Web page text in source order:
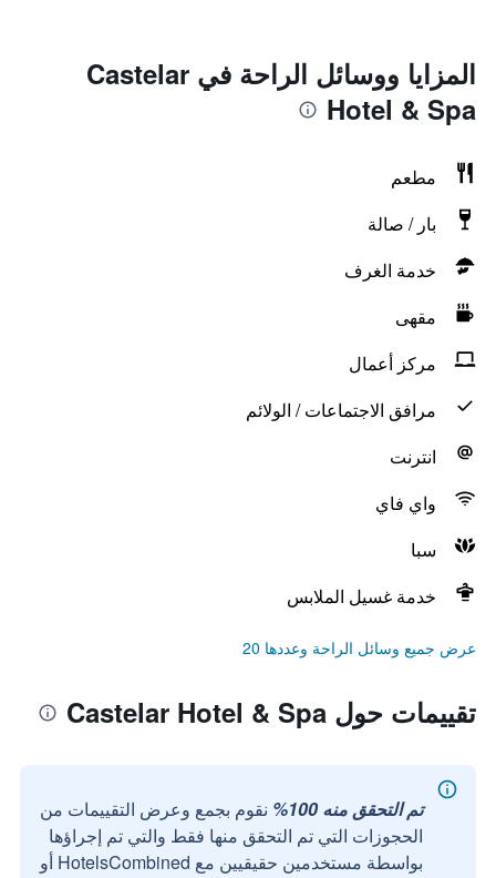
المزايا ووسائل الراحة في Castelar
Hotel & Spa
مطعم
بار / صالة
خدمة الغرف
مقهى
مركز أعمال
مرافق الاجتماعات / الولائم
انترنت
واي فاي
سبا
خدمة غسيل الملابس
عرض جميع وسائل الراحة وعددها 20
تقييمات حول Castelar Hotel & Spa
تم التحقق منه 100%
نقوم بجمع وعرض التقييمات من
الحجوزات التي تم التحقق منها فقط والتي تم إجراؤها
بواسطة مستخدمين حقيقيين مع HotelsCombined أو